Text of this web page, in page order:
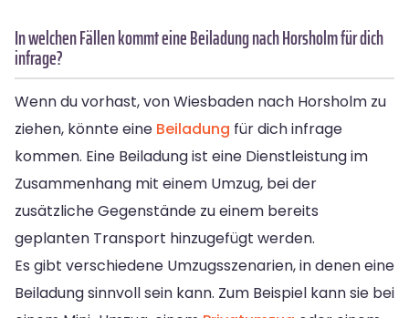
In welchen Fällen kommt eine Beiladung nach Horsholm für dich
infrage?
Wenn du vorhast, von Wiesbaden nach Horsholm zu
ziehen, könnte eine Beiladung für dich infrage
kommen. Eine Beiladung ist eine Dienstleistung im
Zusammenhang mit einem Umzug, bei der
zusätzliche Gegenstände zu einem bereits
geplanten Transport hinzugefügt werden.
Es gibt verschiedene Umzugsszenarien, in denen eine
Beiladung sinnvoll sein kann. Zum Beispiel kann sie bei